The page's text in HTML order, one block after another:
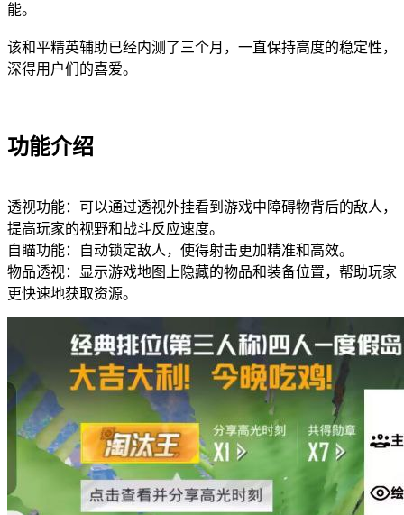
能。
该和平精英辅助已经内测了三个月，一直保持高度的稳定性，
深得用户们的喜爱。
功能介绍
透视功能：可以通过透视外挂看到游戏中障碍物背后的敌人，
提高玩家的视野和战斗反应速度。
自瞄功能：自动锁定敌人，使得射击更加精准和高效。
物品透视：显示游戏地图上隐藏的物品和装备位置，帮助玩家
更快速地获取资源。